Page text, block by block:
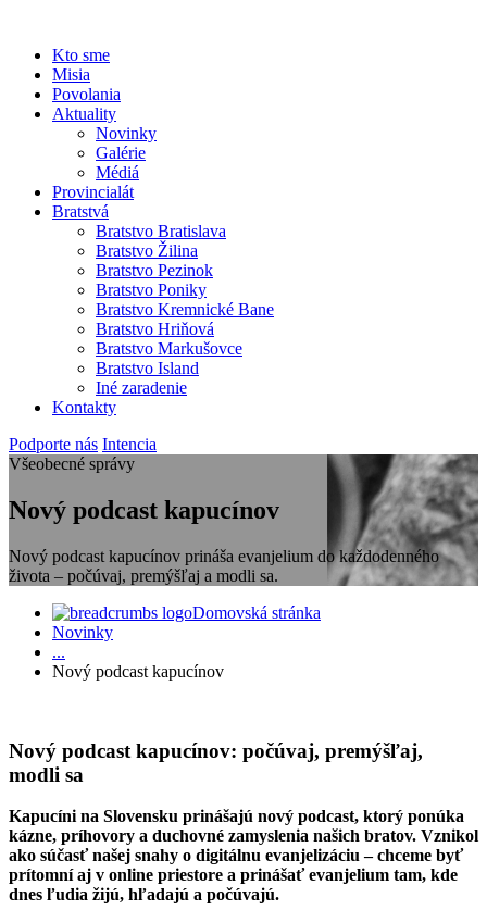
Kto sme
Misia
Povolania
Aktuality
Novinky
Galérie
Médiá
Provincialát
Bratstvá
Bratstvo Bratislava
Bratstvo Žilina
Bratstvo Pezinok
Bratstvo Poniky
Bratstvo Kremnické Bane
Bratstvo Hriňová
Bratstvo Markušovce
Bratstvo Island
Iné zaradenie
Kontakty
Podporte nás Intencia
Všeobecné správy
Nový podcast kapucínov
Nový podcast kapucínov prináša evanjelium do každodenného
života – počúvaj, premýšľaj a modli sa.
Domovská stránka
Novinky
...
Nový podcast kapucínov
Nový podcast kapucínov: počúvaj, premýšľaj,
modli sa
Kapucíni na Slovensku prinášajú nový podcast, ktorý ponúka
kázne, príhovory a duchovné zamyslenia našich bratov. Vznikol
ako súčasť našej snahy o digitálnu evanjelizáciu – chceme byť
prítomní aj v online priestore a prinášať evanjelium tam, kde
dnes ľudia žijú, hľadajú a počúvajú.